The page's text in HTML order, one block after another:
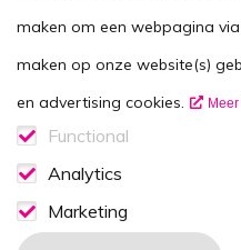
Contactgegevens
Vacatures
Disclaimer
Volg ons op
maken om een webpagina
maken op onze website(s)
en advertising cookies.
Functional
Functionele cookies
Analytics
Analytics consent
Marketing